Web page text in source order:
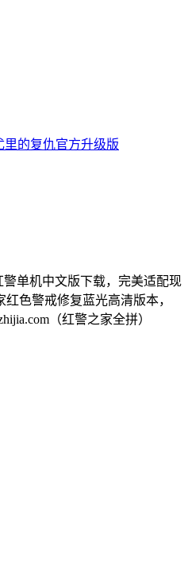
里的复仇官方升级版
单机中文版下载，完美适配现
色警戒修复蓝光高清版本，
（红警之家全拼）